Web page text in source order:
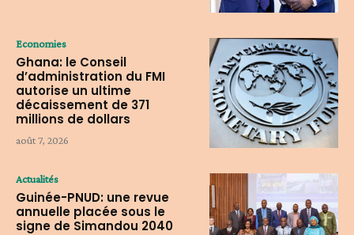
Economies
Ghana: le Conseil
d’administration du FMI
autorise un ultime
décaissement de 371
millions de dollars
août 7, 2026
Actualités
Guinée-PNUD: une revue
annuelle placée sous le
signe de Simandou 2040